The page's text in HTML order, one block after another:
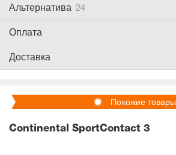
Альтернатива 24
Оплата
Доставка
Похожие товары
Continental SportContact 3